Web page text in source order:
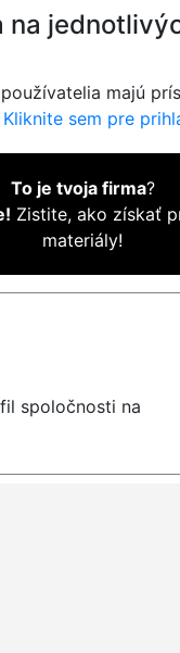
na
majú
Kliknite sem pre
To je tvoja firma?
Zistite, ako získať
materiály!
spoločnosti na